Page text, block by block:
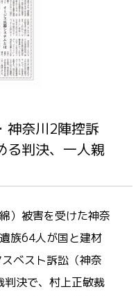
神奈川2陣控訴
る判決、一人親
）被害を受けた神奈
族64人が国と建材
ベスト訴訟（神奈
決で、村上正敏裁